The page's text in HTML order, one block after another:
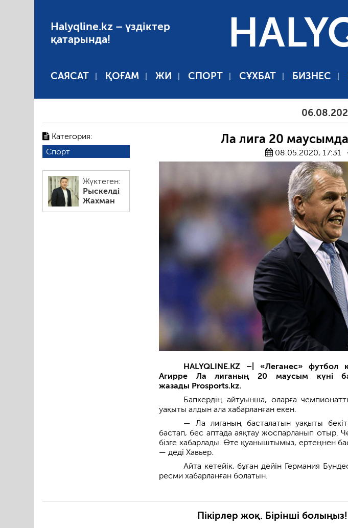
Halyqline.kz – үздіктер
қатарында!
САЯСАТ ҚОҒАМ ЖИ СПОРТ СҰХБАТ БИЗНЕС
06.08.2026
Категория:
Спорт
Жүктеген:
Рыскелді
Жахман
Ла лига 20
08.05.2020, 17:31
HALYQLINE.KZ –|
«Леганес» футбол
Агирре Ла лиганың 20 маусым күні
жазады Prosports.kz.
Бапкердің айтуынша, оларға
уақыты алдын ала хабарланған екен.
— Ла лиганың басталатын уақыты
бастап, бес аптада аяқтау жоспарланып отыр.
бізге хабарлады. Өте қуаныштымыз, ертеңнен
— деді Хавьер.
Айта кетейік, бұған дейін Германия
ресми хабарланған болатын.
Пікірлер жоқ. Бірінші болыңыз!